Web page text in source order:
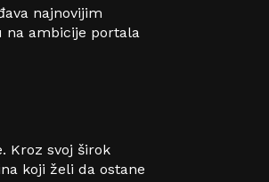
najnovijim
na ambicije portala
Kroz svoj širok
koji želi da ostane